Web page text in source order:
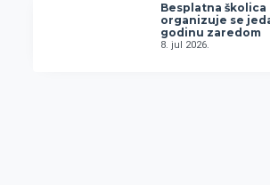
Besplatna školica
organizuje se
godinu zaredom
8. jul 2026.